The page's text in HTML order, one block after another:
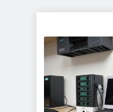
содержимому